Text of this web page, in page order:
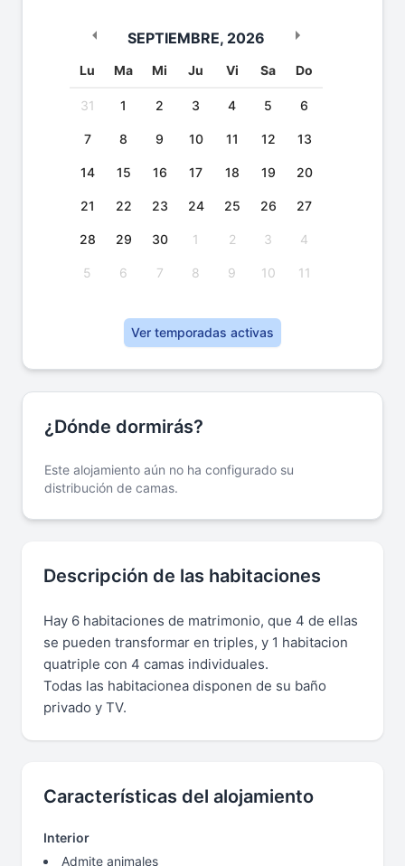
SEPTIEMBRE, 2026
Lu Ma Mi Ju Vi Sa Do
31 1 2 3 4 5 6
7 8 9 10 11 12 13
14 15 16 17 18 19 20
21 22 23 24 25 26 27
28 29 30 1 2 3 4
5 6 7 8 9 10 11
Ver temporadas activas
¿Dónde dormirás?
Este alojamiento aún no ha configurado su
distribución de camas.
Descripción de las habitaciones
Hay 6 habitaciones de matrimonio, que 4 de ellas
se pueden transformar en triples, y 1 habitacion
quatriple con 4 camas individuales.
Todas las habitacionea disponen de su baño
privado y TV.
Características del alojamiento
Interior
Admite animales